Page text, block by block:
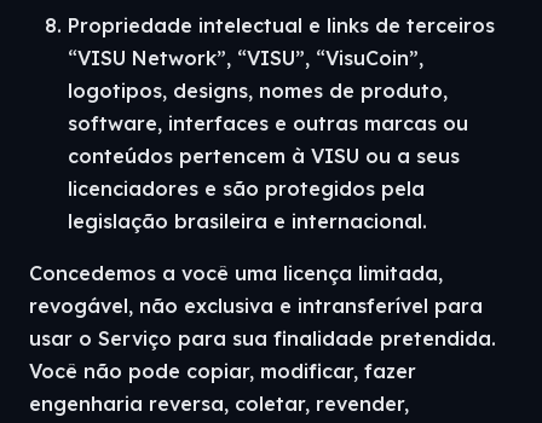
Propriedade intelectual e links de terceiros
“VISU Network”, “VISU”, “VisuCoin”,
logotipos, designs, nomes de produto,
software, interfaces e outras marcas ou
conteúdos pertencem à VISU ou a seus
licenciadores e são protegidos pela
legislação brasileira e internacional.
Concedemos a você uma licença limitada,
revogável, não exclusiva e intransferível para
usar o Serviço para sua finalidade pretendida.
Você não pode copiar, modificar, fazer
engenharia reversa, coletar, revender,